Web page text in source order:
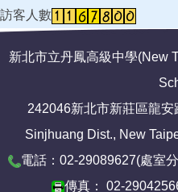
訪客人數
新北市立丹鳳高級中學(New
242046新北市新莊區龍
Sinjhuang Dist., New
電話：02-29089627(處室
傳真： 02-